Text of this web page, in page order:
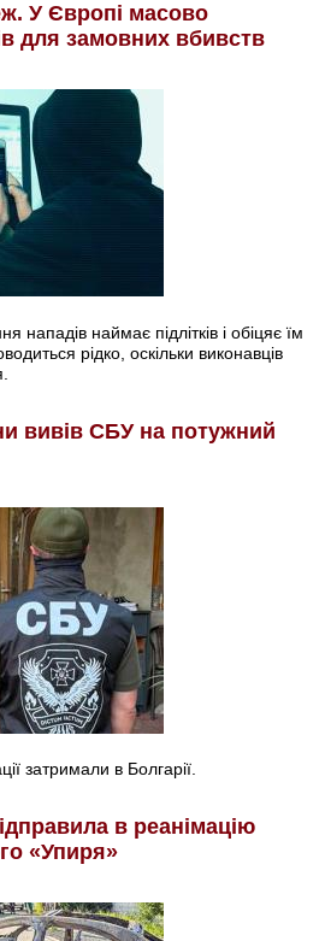
У Європі масово
для замовних вбивств
нападів наймає підлітків і обіцяє їм
рідко, оскільки виконавців
вивів СБУ на потужний
затримали в Болгарії.
в реанімацію
«Упиря»